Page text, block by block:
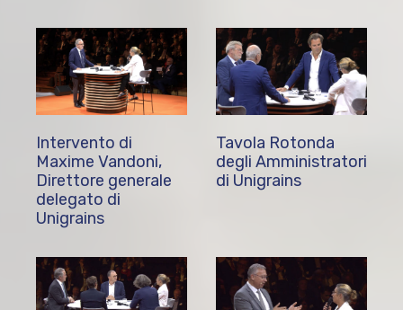
Intervento di
Maxime Vandoni,
Direttore generale
delegato di
Unigrains
Tavola Rotonda
degli Amministratori
di Unigrains